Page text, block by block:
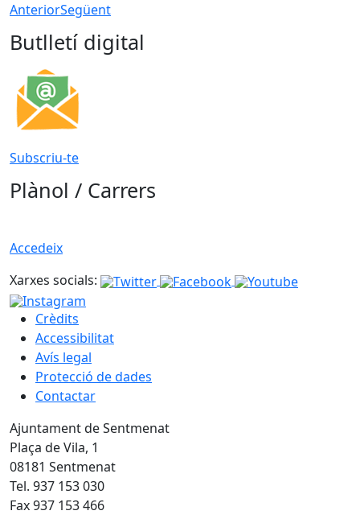
AnteriorSegüent
Butlletí digital
Subscriu-te
Plànol / Carrers
Accedeix
Xarxes socials:
Crèdits
Accessibilitat
Avís legal
Protecció de dades
Contactar
Ajuntament de Sentmenat
Plaça de Vila, 1
08181 Sentmenat
Tel. 937 153 030
Fax 937 153 466